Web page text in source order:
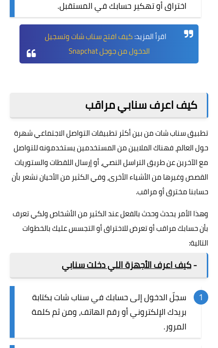
اختراق أو تهكير حسابك في المستقبل.
اقرأ المزيد:كيف افتح سناب شات وتسجيل
الدخول من جوجل Snapchat
كيف اعرف سنابي مراقب
تطبيقسناب شاتمن بين أكثر تطبيقات التواصل الاجتماعي شهرة
حول العالم، فهناك الملايين من المستخدمين يستخدمونه للتواصل
مع الآخرين عن طريق التراسل النصي، أو إرسال اللقطات والستوريات
القصص وغيرها من الأشياء الأخرى، وفي الكثير من الأحيان نشعر بأن
حسابنا مخترق أو مراقب.
وهذا الأمر يحدث وحدث بالفعل عند الكثير من الأشخاص ولكي تعرف
بأن حسابك مراقب أو تعرض للاختراق أو التجسس عليك بالخطوات
التالية:
-كيف اعرف الأجهزة اللي دخلت سنابي
سجلّ الدخول إلى حسابك في سناب شات بكتابة
بريدك الإلكتروني أو رقم الهاتف، ومن ثم كلمة
المرور.